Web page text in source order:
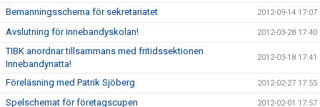
Bemanningsschema för sekretariatet 2012-09-14 17:07
Avslutning för innebandyskolan! 2012-03-28 17:40
TIBK anordnar tillsammans med fritidssektionen
Innebandynatta!
2012-03-18 17:41
Föreläsning med Patrik Sjöberg 2012-02-27 17:55
Spelschemat för företagscupen 2012-02-01 17:57